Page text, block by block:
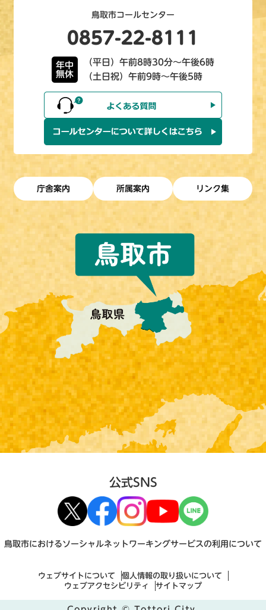
鳥取市コールセンター
0857-22-8111
年中
無休
（平日）午前8時30分～午後6時
（土日祝）午前9時～午後5時
庁舎案内 所属案内 リンク集
公式SNS
鳥取市におけるソーシャルネットワーキングサービスの利用について
ウェブサイトについて
個人情報の取り扱いについて
ウェブアクセシビリティ
サイトマップ